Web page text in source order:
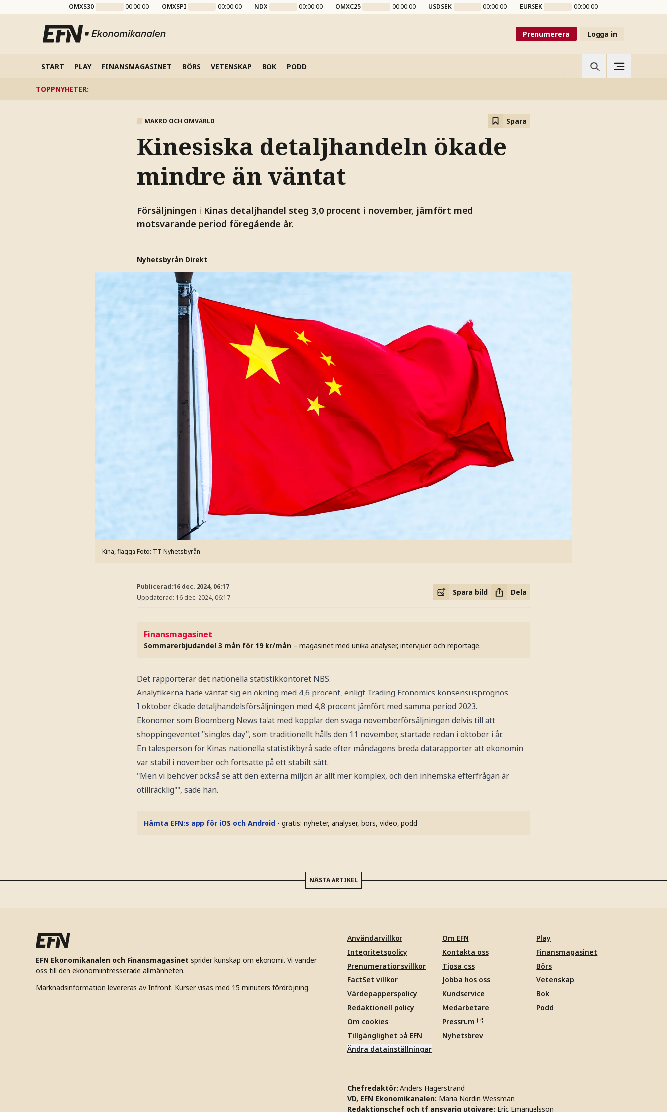
OMXS30 00:00:00 OMXSPI 00:00:00 NDX 00:00:00 OMXC25 00:00:00 USDSEK 00:00:00 EURSEK 00:00:00
Prenumerera Logga in
START PLAY FINANSMAGASINET BÖRS VETENSKAP BOK PODD
TOPPNYHETER:
MAKRO OCH OMVÄRLD Spara
Kinesiska detaljhandeln ökade
mindre än väntat
Försäljningen i Kinas detaljhandel steg 3,0 procent i november, jämfört med
motsvarande period föregående år.
Nyhetsbyrån Direkt
Kina, flagga Foto: TT Nyhetsbyrån
Publicerad:16 dec. 2024, 06:17
Uppdaterad: 16 dec. 2024, 06:17
Spara bild Dela
Finansmagasinet
Sommarerbjudande! 3 mån för 19 kr/mån – magasinet med unika analyser, intervjuer och reportage.
Det rapporterar det nationella statistikkontoret NBS.
Analytikerna hade väntat sig en ökning med 4,6 procent, enligt Trading Economics konsensusprognos.
I oktober ökade detaljhandelsförsäljningen med 4,8 procent jämfört med samma period 2023.
Ekonomer som Bloomberg News talat med kopplar den svaga novemberförsäljningen delvis till att
shoppingeventet "singles day", som traditionellt hålls den 11 november, startade redan i oktober i år.
En talesperson för Kinas nationella statistikbyrå sade efter måndagens breda datarapporter att ekonomin
var stabil i november och fortsatte på ett stabilt sätt.
"Men vi behöver också se att den externa miljön är allt mer komplex, och den inhemska efterfrågan är
otillräcklig"", sade han.
Hämta EFN:s app för iOS och Android - gratis: nyheter, analyser, börs, video, podd
NÄSTA ARTIKEL
EFN Ekonomikanalen och Finansmagasinet sprider kunskap om ekonomi. Vi vänder
oss till den ekonomiintresserade allmänheten.
Marknadsinformation levereras av Infront. Kurser visas med 15 minuters fördröjning.
Användarvillkor
Integritetspolicy
Prenumerationsvillkor
FactSet villkor
Värdepapperspolicy
Redaktionell policy
Om cookies
Tillgänglighet på EFN
Ändra datainställningar
Om EFN
Kontakta oss
Tipsa oss
Jobba hos oss
Kundservice
Medarbetare
Pressrum
Nyhetsbrev
Play
Finansmagasinet
Börs
Vetenskap
Bok
Podd
Chefredaktör: Anders Hägerstrand
VD, EFN Ekonomikanalen: Maria Nordin Wessman
Redaktionschef och tf ansvarig utgivare: Eric Emanuelsson